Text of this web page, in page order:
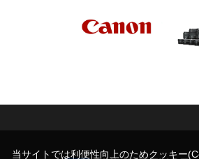
当サイトでは利便性向上のためクッキー